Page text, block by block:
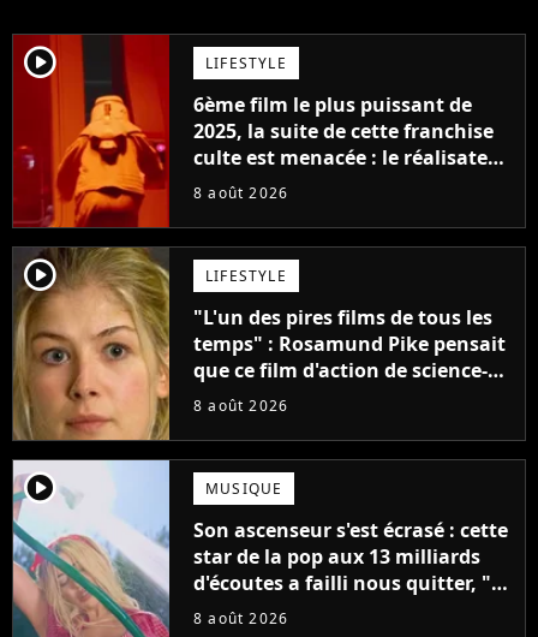
player2 LIFESTYLE
6ème film le plus puissant de
2025, la suite de cette franchise
culte est menacée : le réalisateur
claque la porte pour "différends
8 août 2026
player2 LIFESTYLE
"L'un des pires films de tous les
temps" : Rosamund Pike pensait
que ce film d'action de science-
fiction avec Dwayne Johnson
8 août 2026
player2 MUSIQUE
Son ascenseur s'est écrasé : cette
star de la pop aux 13 milliards
d'écoutes a failli nous quitter, "Je
pensais ne plus jamais chanter"
8 août 2026